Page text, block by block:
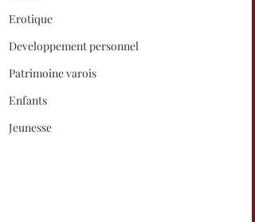
Erotique
Developpement personnel
Patrimoine varois
Enfants
Jeunesse